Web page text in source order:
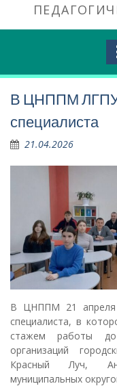
В ЦНППМ ЛГПУ
специалиста
21.04.2026
В ЦНППМ 21 апреля
специалиста, в
стажем работы
организаций
Красный Луч,
муниципальных